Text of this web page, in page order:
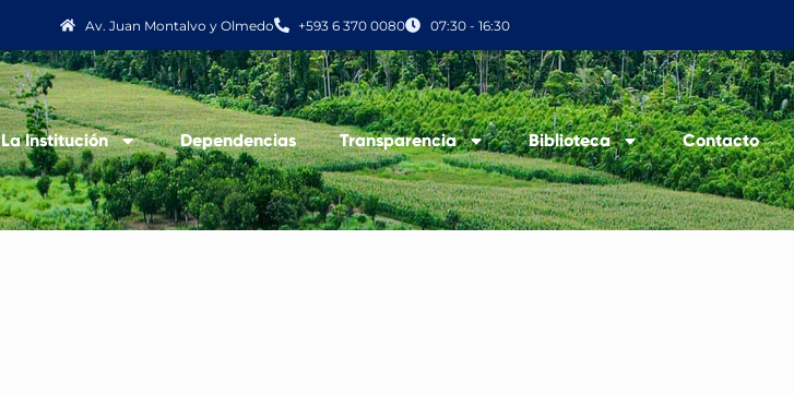
Av. Juan Montalvo y Olmedo +593 6 370 0080 07:30 - 16:30
La Institución Dependencias Transparencia Biblioteca Contacto